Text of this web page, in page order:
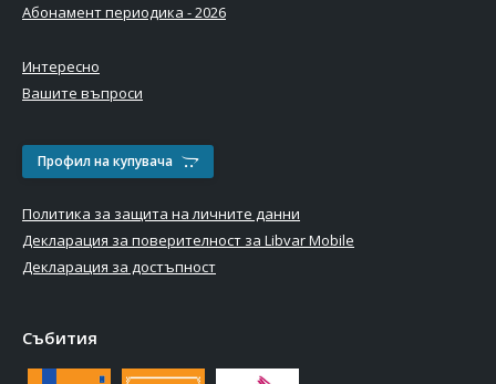
Абонамент периодика - 2026
Интересно
Вашите въпроси
Профил на купувача
Политика за защита на личните данни
Декларация за поверителност за Libvar Mobile
Декларация за достъпност
Събития